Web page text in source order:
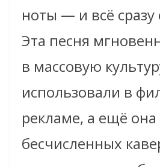
ноты — и всё сразу
Эта песня
в массовую
использовали в
рекламе, а ещё она
бесчисленных